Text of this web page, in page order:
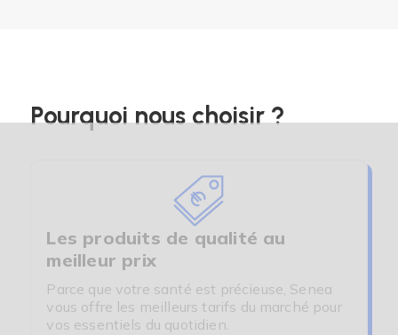
Pourquoi nous choisir ?
Les produits de qualité au
meilleur prix
Parce que votre santé est précieuse, Senea
vous offre les meilleurs tarifs du marché pour
vos essentiels du quotidien.